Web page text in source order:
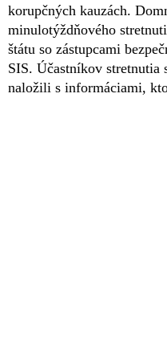
korupčných kauzách.
minulotýždňového
štátu so zástupcami
SIS. Účastníkov stretnutia
naložili s informáciami,